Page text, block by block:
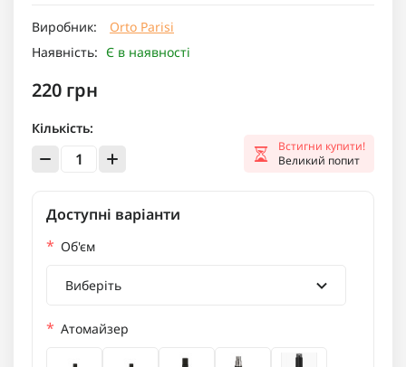
Виробник:
Orto Parisi
Наявність: Є в наявності
220 грн
Кількість:
Встигни купити!
Великий попит
Доступні варіанти
* Об'єм
Виберіть
* Атомайзер